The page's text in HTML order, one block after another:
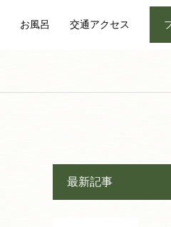
お風呂 交通アクセス
最新記事